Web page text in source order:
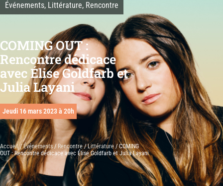
Événements, Littérature, Rencontre
COMING OUT :
Rencontre dédicace
avec Élise Goldfarb et
Julia Layani
Jeudi 16 mars 2023 à 20h
Accueil/Événements/ Rencontre/Littérature/ COMING
OUT : Rencontre dédicace avec Élise Goldfarb et Julia Layani